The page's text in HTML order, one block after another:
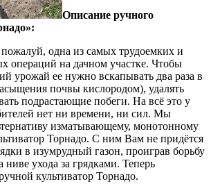
Описание ручного
одна из самых трудоемких и
операций на дачном участке. Чтобы
урожай ее нужно вскапывать два раза в
почвы кислородом), удалять
подрастающие побеги. На всё это у
нет ни времени, ни сил. Мы
изматывающему, монотонному
Торнадо. С ним Вам не придётся
в изумрудный газон, проиграв борьбу
ухода за грядками. Теперь
культиватор Торнадо.